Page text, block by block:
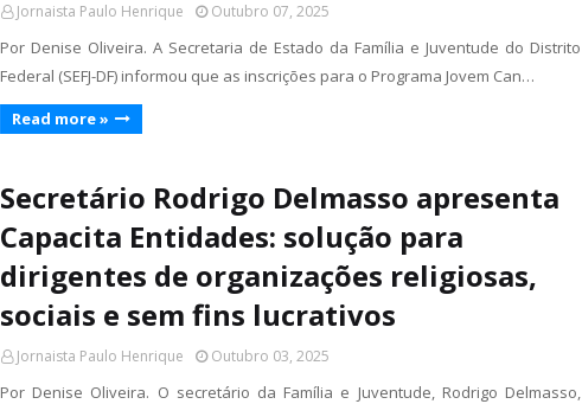
Jornaista Paulo Henrique Outubro 07, 2025
Por Denise Oliveira. A Secretaria de Estado da Família e Juventude do Distrito
Federal (SEFJ-DF) informou que as inscrições para o Programa Jovem Can…
Read more »
Secretário Rodrigo Delmasso apresenta
Capacita Entidades: solução para
dirigentes de organizações religiosas,
sociais e sem fins lucrativos
Jornaista Paulo Henrique Outubro 03, 2025
Por Denise Oliveira. O secretário da Família e Juventude, Rodrigo Delmasso,